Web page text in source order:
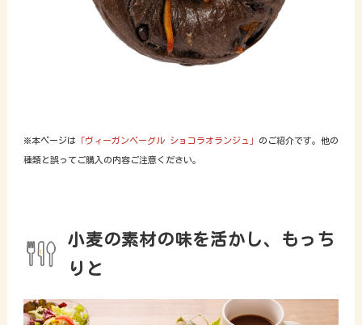
※本ページは 「ヴィーガンベーグル ショコラオランジュ」 のご紹介です。他の
種類と誤ってご購入の内容ご注意ください。
小麦の素材の味を活かし、もっち
りと